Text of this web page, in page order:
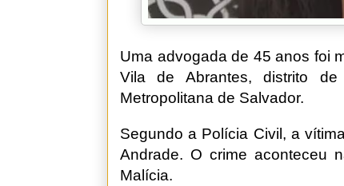
Uma advogada de 45 anos foi
Vila de Abrantes, distrito
Metropolitana de Salvador.
Segundo a Polícia Civil, a
Andrade. O crime aconteceu
Malícia.